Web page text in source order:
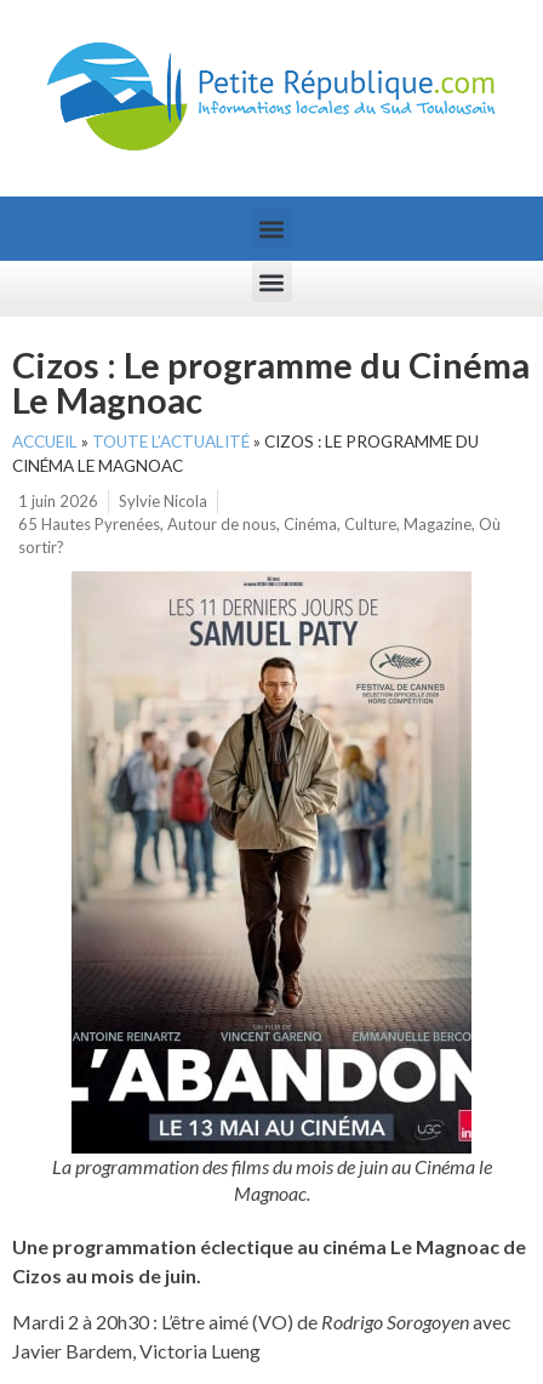
Cizos : Le programme du Cinéma
Le Magnoac
ACCUEIL » TOUTE L’ACTUALITÉ» CIZOS : LE PROGRAMME DU
CINÉMA LE MAGNOAC
1 juin 2026
Sylvie Nicola
65 Hautes Pyrenées, Autour de nous, Cinéma, Culture, Magazine, Où
sortir?
La programmation des films du mois de juin au Cinéma le
Magnoac.
Une programmation éclectique au cinéma Le Magnoac de
Cizos au mois de juin.
Mardi 2 à 20h30 : L’être aimé (VO) de Rodrigo Sorogoyenavec
Javier Bardem, Victoria Lueng